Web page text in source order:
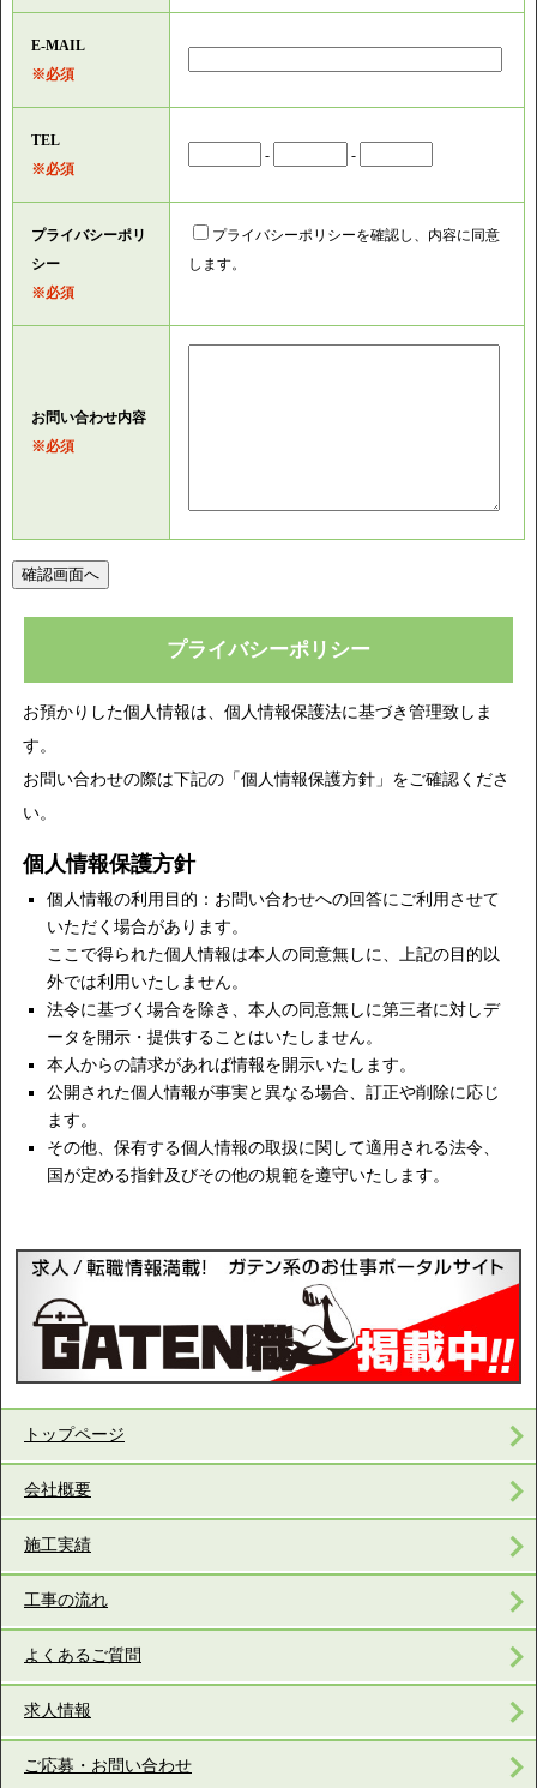
E-MAIL
※必須
TEL
※必須
- -
プライバシーポリ
シー
※必須
プライバシーポリシーを確認し、内容に同意
します。
お問い合わせ内容
※必須
プライバシーポリシー
お預かりした個人情報は、個人情報保護法に基づき管理致しま
す。
お問い合わせの際は下記の「個人情報保護方針」をご確認くださ
い。
個人情報保護方針
個人情報の利用目的：お問い合わせへの回答にご利用させて
いただく場合があります。
ここで得られた個人情報は本人の同意無しに、上記の目的以
外では利用いたしません。
法令に基づく場合を除き、本人の同意無しに第三者に対しデ
ータを開示・提供することはいたしません。
本人からの請求があれば情報を開示いたします。
公開された個人情報が事実と異なる場合、訂正や削除に応じ
ます。
その他、保有する個人情報の取扱に関して適用される法令、
国が定める指針及びその他の規範を遵守いたします。
トップページ
会社概要
施工実績
工事の流れ
よくあるご質問
求人情報
ご応募・お問い合わせ